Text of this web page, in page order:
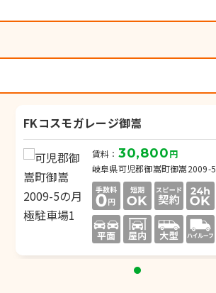
FKコスモガレージ御嵩
賃料： 30,800円
岐阜県可児郡御嵩町御嵩2009-5